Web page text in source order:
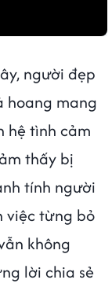
người đẹp
hoang mang
hệ tình cảm
thấy bị
tính người
việc từng bỏ
không
lời chia sẻ